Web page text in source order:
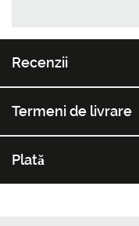
Recenzii
Termeni de livrare
Plată